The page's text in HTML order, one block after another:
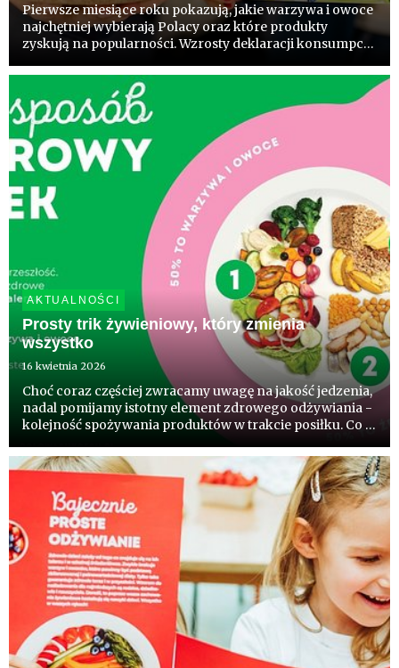
Pierwsze miesiące roku pokazują, jakie warzywa i owoce
najchętniej wybierają Polacy oraz które produkty
zyskują na popularności. Wzrosty deklaracji konsumpcji
zbliżającym się sezonem. Wynik badań realizowanych
przez sektor ogrodn...
AKTUALNOŚCI
Prosty trik żywieniowy, który zmienia
wszystko
16 kwietnia 2026
Choć coraz częściej zwracamy uwagę na jakość jedzenia,
nadal pomijamy istotny element zdrowego odżywiania -
kolejność spożywania produktów w trakcie posiłku. Co 5
komentują eksperci.